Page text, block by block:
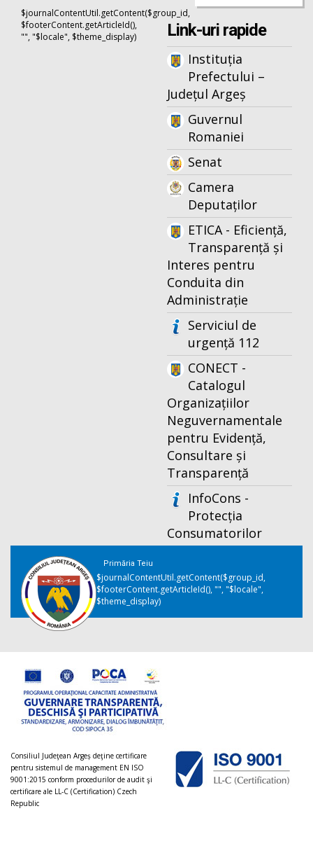
$journalContentUtil.getContent($group_id,
$footerContent.getArticleId(),
"", "$locale", $theme_display)
Link-uri rapide
Instituția
Prefectului –
Județul Argeș
Guvernul
Romaniei
Senat
Camera
Deputaților
ETICA - Eficiență,
Transparență și
Interes pentru
Conduita din
Administrație
Serviciul de
urgență 112
CONECT -
Catalogul
Organizațiilor
Neguvernamentale
pentru Evidență,
Consultare și
Transparență
InfoCons -
Protecția
Consumatorilor
Primăria Teiu
$journalContentUtil.getContent($group_id,
$footerContent.getArticleId(), "", "$locale",
$theme_display)
Consiliul Judeţean Argeș deţine certificare
pentru sistemul de management EN ISO
9001:2015 conform procedurilor de audit şi
certificare ale LL-C (Certification) Czech
Republic